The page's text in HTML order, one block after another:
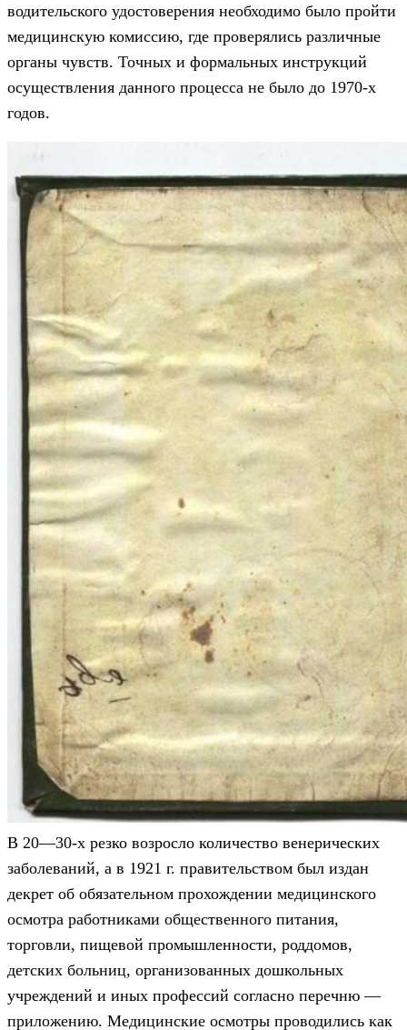
водительского удостоверения необходимо было пройти
медицинскую комиссию, где проверялись различные
органы чувств. Точных и формальных инструкций
осуществления данного процесса не было до 1970-х
годов.
В 20—30-х резко возросло количество венерических
заболеваний, а в 1921 г. правительством был издан
декрет об обязательном прохождении медицинского
осмотра работниками общественного питания,
торговли, пищевой промышленности, роддомов,
детских больниц, организованных дошкольных
учреждений и иных профессий согласно перечню —
приложению. Медицинские осмотры проводились как